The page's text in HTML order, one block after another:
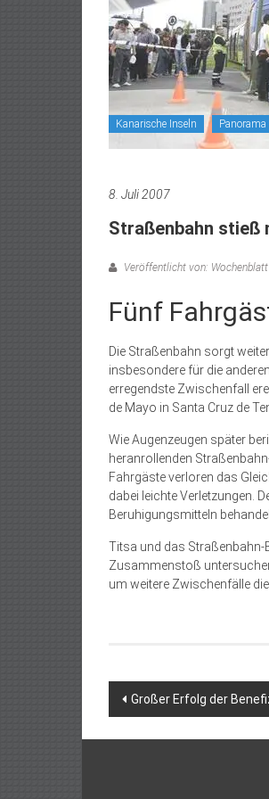
Kanarische Inseln Panorama
8. Juli 2007
Straßenbahn stieß
Veröffentlicht von: Wochenblatt
Fünf
Die Straßenbahn sorgt
insbesondere für die
erregendste Zwischenfall
de Mayo in Santa Cruz de
Wie Augenzeugen später
heranrollenden
Fahrgäste verloren das
dabei leichte Verletzungen.
Beruhigungsmitteln
Titsa und das Straßenbahn-
Zusammenstoß
um weitere Zwischenfälle
Großer Erfolg der